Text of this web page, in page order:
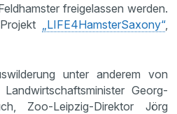
freigelassen werden.
„LIFE4HamsterSaxony“,
unter anderem von
Georg-
Zoo-Leipzig-Direktor Jörg